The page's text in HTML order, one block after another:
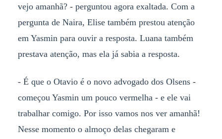
vejo amanhã? - perguntou agora exaltada. Com a
pergunta de Naira, Elise também prestou atenção
em Yasmin para ouvir a resposta. Luana também
prestava atenção, mas ela já sabia a resposta.
- É que o Otavio é o novo advogado dos Olsens -
começou Yasmin um pouco vermelha - e ele vai
trabalhar comigo. Por isso vamos nos ver amanhã!
Nesse momento o almoço delas chegaram e